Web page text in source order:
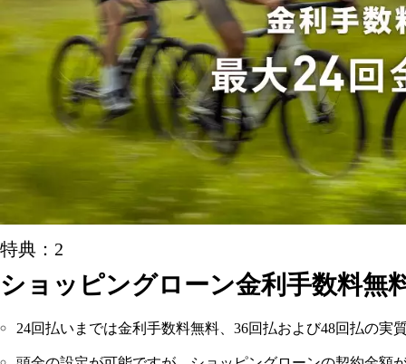
特典：2
ショッピングローン金利手数料無
24回払いまでは金利手数料無料、36回払および48回払の実